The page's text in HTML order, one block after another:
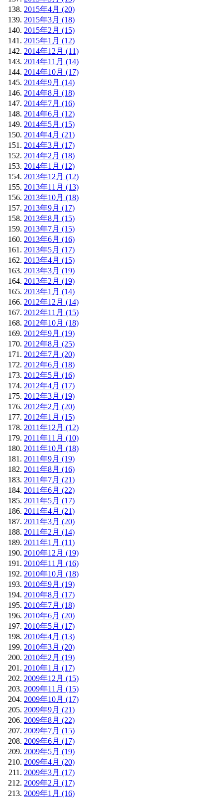
2015年4月 (20)
2015年3月 (18)
2015年2月 (15)
2015年1月 (12)
2014年12月 (11)
2014年11月 (14)
2014年10月 (17)
2014年9月 (14)
2014年8月 (18)
2014年7月 (16)
2014年6月 (12)
2014年5月 (15)
2014年4月 (21)
2014年3月 (17)
2014年2月 (18)
2014年1月 (12)
2013年12月 (12)
2013年11月 (13)
2013年10月 (18)
2013年9月 (17)
2013年8月 (15)
2013年7月 (15)
2013年6月 (16)
2013年5月 (17)
2013年4月 (15)
2013年3月 (19)
2013年2月 (19)
2013年1月 (14)
2012年12月 (14)
2012年11月 (15)
2012年10月 (18)
2012年9月 (19)
2012年8月 (25)
2012年7月 (20)
2012年6月 (18)
2012年5月 (16)
2012年4月 (17)
2012年3月 (19)
2012年2月 (20)
2012年1月 (15)
2011年12月 (12)
2011年11月 (10)
2011年10月 (18)
2011年9月 (19)
2011年8月 (16)
2011年7月 (21)
2011年6月 (22)
2011年5月 (17)
2011年4月 (21)
2011年3月 (20)
2011年2月 (14)
2011年1月 (11)
2010年12月 (19)
2010年11月 (16)
2010年10月 (18)
2010年9月 (19)
2010年8月 (17)
2010年7月 (18)
2010年6月 (20)
2010年5月 (17)
2010年4月 (13)
2010年3月 (20)
2010年2月 (19)
2010年1月 (17)
2009年12月 (15)
2009年11月 (15)
2009年10月 (17)
2009年9月 (21)
2009年8月 (22)
2009年7月 (15)
2009年6月 (17)
2009年5月 (19)
2009年4月 (20)
2009年3月 (17)
2009年2月 (17)
2009年1月 (16)